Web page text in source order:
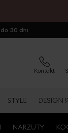
do 30 dni
Kontakt
STYLE DESIGN
NARZUTY